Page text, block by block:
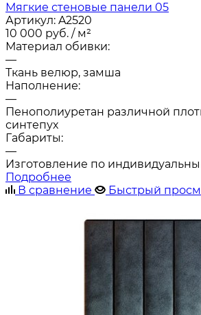
Мягкие стеновые панели 05
Артикул: A2520
10 000 руб. / м²
Материал обивки:
—
Ткань велюр, замша
Наполнение:
—
Пенополиуретан различной
синтепух
Габариты:
—
Изготовление по
Подробнее
В сравнение
Быстрый